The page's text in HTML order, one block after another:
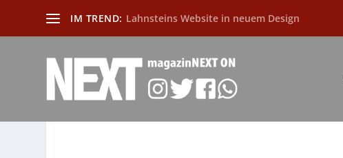
IM TREND: Lahnsteins Website in neuem Design